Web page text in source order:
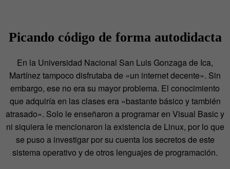
Picando código de forma autodidacta
En la Universidad Nacional San Luis Gonzaga de Ica,
Martínez tampoco disfrutaba de «un internet decente». Sin
embargo, ese no era su mayor problema. El conocimiento
que adquiría en las clases era «bastante básico y también
atrasado». Solo le enseñaron a programar en Visual Basic y
ni siquiera le mencionaron la existencia de Linux, por lo que
se puso a investigar por su cuenta los secretos de este
sistema operativo y de otros lenguajes de programación.